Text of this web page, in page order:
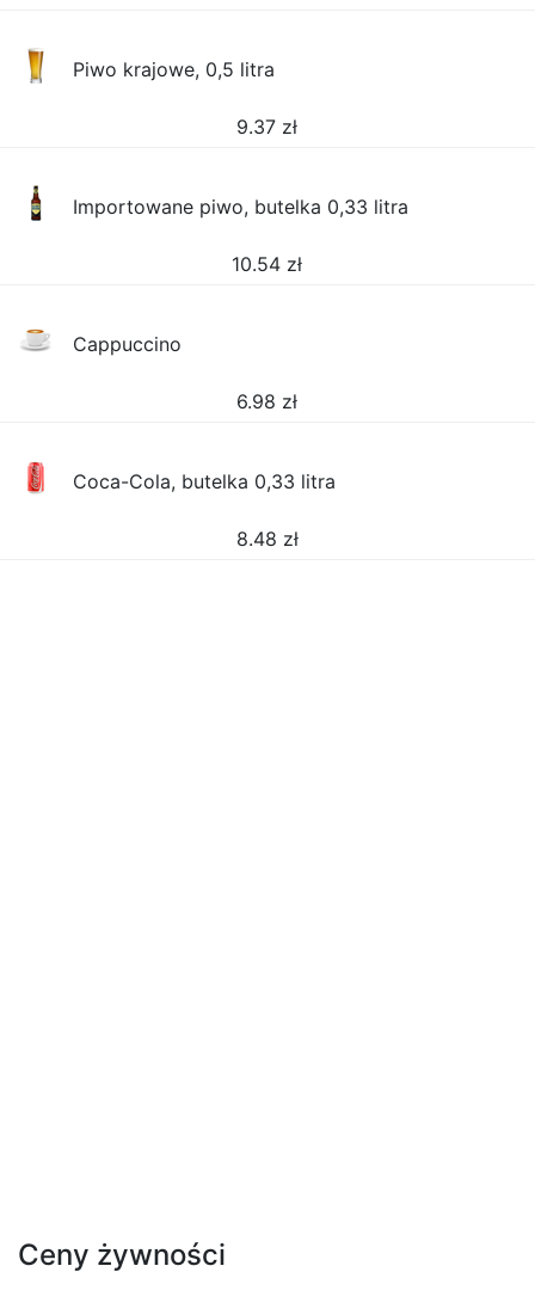
Piwo krajowe, 0,5 litra
9.37 zł
Importowane piwo, butelka 0,33 litra
10.54 zł
Cappuccino
6.98 zł
Coca-Cola, butelka 0,33 litra
8.48 zł
Ceny żywności